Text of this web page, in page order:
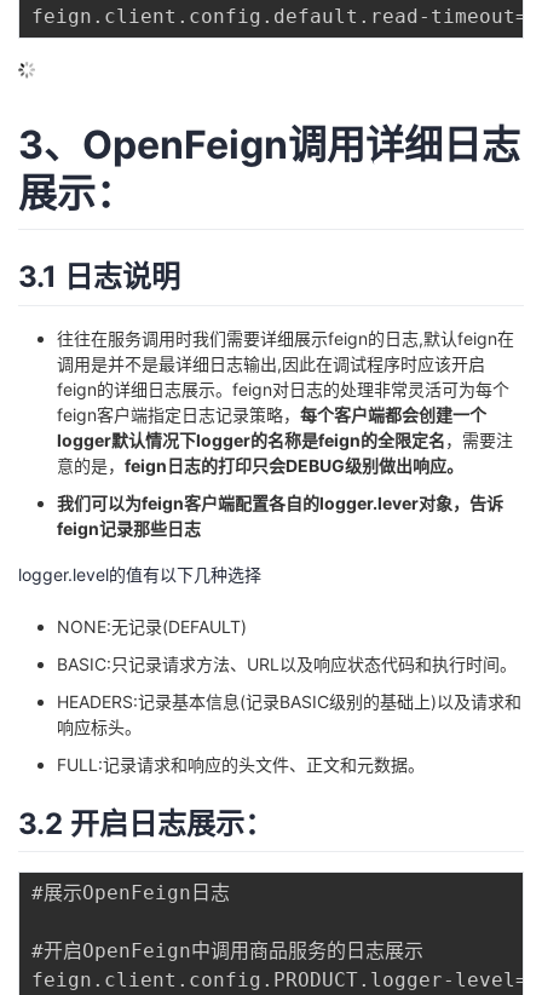
3、OpenFeign调用详细日志
展示：
3.1 日志说明
往往在服务调用时我们需要详细展示feign的日志,默认feign在
调用是并不是最详细日志输出,因此在调试程序时应该开启
feign的详细日志展示。feign对日志的处理非常灵活可为每个
feign客户端指定日志记录策略， 每个客户端都会创建一个
logger默认情况下logger的名称是feign的全限定名，需要注
意的是， feign日志的打印只会DEBUG级别做出响应。
我们可以为feign客户端配置各自的logger.lever对象，告诉
feign记录那些日志
logger.level的值有以下几种选择
NONE:无记录(DEFAULT)
BASIC:只记录请求方法、URL以及响应状态代码和执行时间。
HEADERS:记录基本信息(记录BASIC级别的基础上)以及请求和
响应标头。
FULL:记录请求和响应的头文件、正文和元数据。
3.2 开启日志展示：
#展示OpenFeign日志
#开启OpenFeign中调用商品服务的日志展示
feign.client.config.PRODUCT.logger-